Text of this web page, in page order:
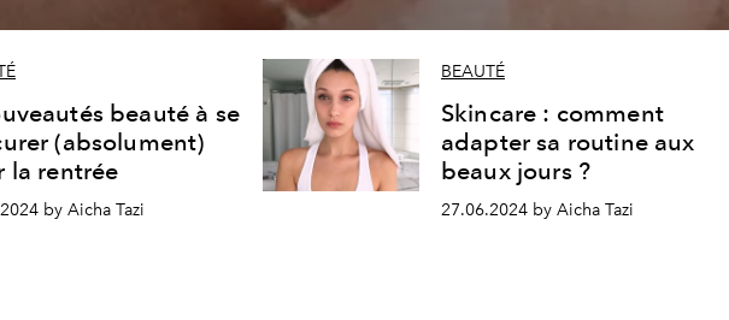
beauté à se
(absolument)
la rentrée
by Aicha Tazi
BEAUTÉ
Skincare : comment
adapter sa routine aux
beaux jours ?
27.06.2024 by Aicha Tazi